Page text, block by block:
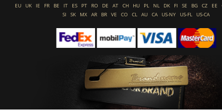
EU UK IE FR BE IT ES PT RO DE AT CH HU PL NL DK FI SE BG CZ EE
SI
SK MX AR BR VE CO CL AU CA US-NY US-FL US-CA